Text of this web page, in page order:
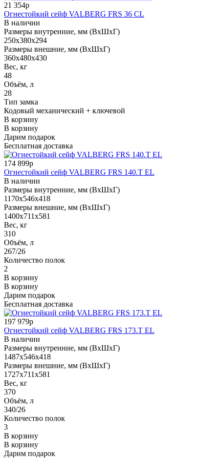
21 354р
Огнестойкий сейф VALBERG FRS 36 CL
В наличии
Размеры внутренние, мм (ВхШхГ)
250x380x294
Размеры внешние, мм (ВхШхГ)
360x480x430
Вес, кг
48
Объём, л
28
Тип замка
Кодовый механический + ключевой
В корзину
В корзину
Дарим подарок
Бесплатная доставка
174 899р
Огнестойкий сейф VALBERG FRS 140.T EL
В наличии
Размеры внутренние, мм (ВхШхГ)
1170x546x418
Размеры внешние, мм (ВхШхГ)
1400x711x581
Вес, кг
310
Объём, л
267/26
Количество полок
2
В корзину
В корзину
Дарим подарок
Бесплатная доставка
197 979р
Огнестойкий сейф VALBERG FRS 173.T EL
В наличии
Размеры внутренние, мм (ВхШхГ)
1487x546x418
Размеры внешние, мм (ВхШхГ)
1727x711x581
Вес, кг
370
Объём, л
340/26
Количество полок
3
В корзину
В корзину
Дарим подарок